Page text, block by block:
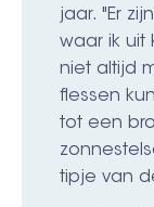
jaar. "Er
waar ik uit
niet altijd
flessen
tot een
tipje van